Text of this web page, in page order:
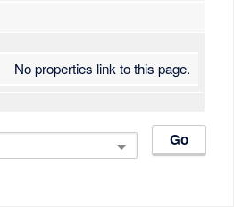
No properties link to this page.